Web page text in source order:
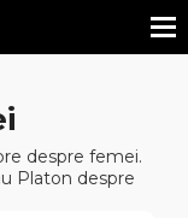
despre femei.
Platon despre